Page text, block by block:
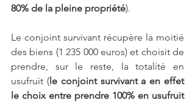
80% de la pleine propriété).
Le conjoint survivant récupère la moitié
des biens (1 235 000 euros) et choisit de
prendre, sur le reste, la totalité en
usufruit (le conjoint survivant a en effet
le choix entre prendre 100% en usufruit